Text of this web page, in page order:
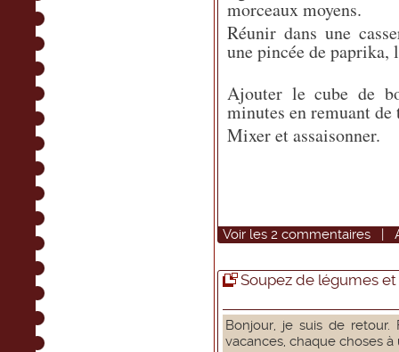
morceaux moyens.
Réunir dans une
une pincée de
Ajouter le cube de
minutes en remuant de
Mixer et assaisonner.
Voir les 2 commentaires
Soupez de légumes
Bonjour, je suis de retour.
vacances, chaque choses à